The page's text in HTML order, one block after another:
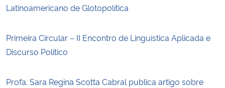
Latinoamericano de Glotopolítica
Primeira Circular – II Encontro de Linguística Aplicada e
Discurso Político
Profa. Sara Regina Scotta Cabral publica artigo sobre